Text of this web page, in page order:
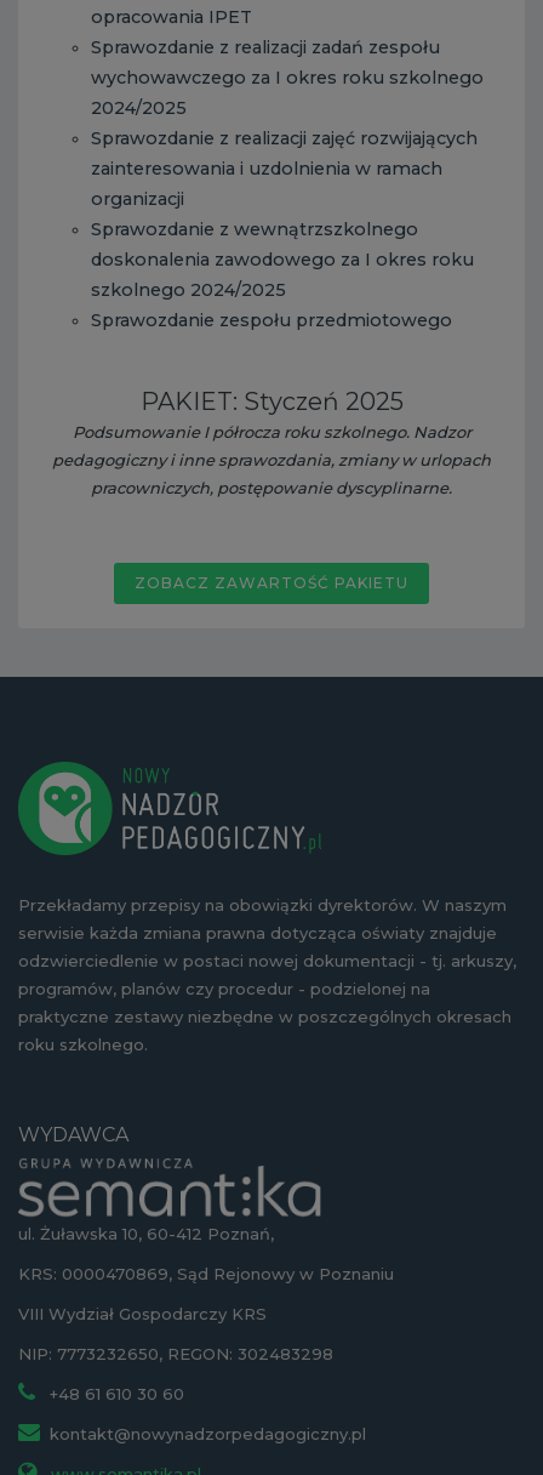
opracowania IPET
Sprawozdanie z realizacji zadań zespołu
wychowawczego za I okres roku szkolnego
2024/2025
Sprawozdanie z realizacji zajęć rozwijających
zainteresowania i uzdolnienia w ramach
organizacji
Sprawozdanie z wewnątrzszkolnego
doskonalenia zawodowego za I okres roku
szkolnego 2024/2025
Sprawozdanie zespołu przedmiotowego
PAKIET: Styczeń 2025
Podsumowanie I półrocza roku szkolnego. Nadzor
pedagogiczny i inne sprawozdania, zmiany w urlopach
pracowniczych, postępowanie dyscyplinarne.
ZOBACZ ZAWARTOŚĆ PAKIETU
Przekładamy przepisy na obowiązki dyrektorów. W naszym
serwisie każda zmiana prawna dotycząca oświaty znajduje
odzwierciedlenie w postaci nowej dokumentacji - tj. arkuszy,
programów, planów czy procedur - podzielonej na
praktyczne zestawy niezbędne w poszczególnych okresach
roku szkolnego.
WYDAWCA
ul. Żuławska 10, 60-412 Poznań,
KRS: 0000470869, Sąd Rejonowy w Poznaniu
VIII Wydział Gospodarczy KRS
NIP: 7773232650, REGON: 302483298
+48 61 610 30 60
kontakt@nowynadzorpedagogiczny.pl